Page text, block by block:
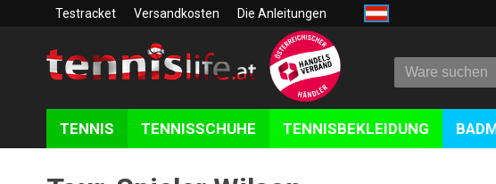
Testracket Versandkosten Die Anleitungen
TENNIS TENNISSCHUHE TENNISBEKLEIDUNG